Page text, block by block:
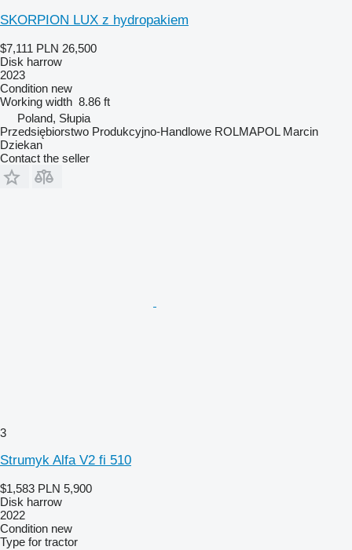
SKORPION LUX z hydropakiem
$7,111 PLN 26,500
Disk harrow
2023
Condition new
Working width 8.86 ft
Poland, Słupia
Przedsiębiorstwo Produkcyjno-Handlowe ROLMAPOL Marcin
Dziekan
Contact the seller
3
Strumyk Alfa V2 fi 510
$1,583 PLN 5,900
Disk harrow
2022
Condition new
Type for tractor